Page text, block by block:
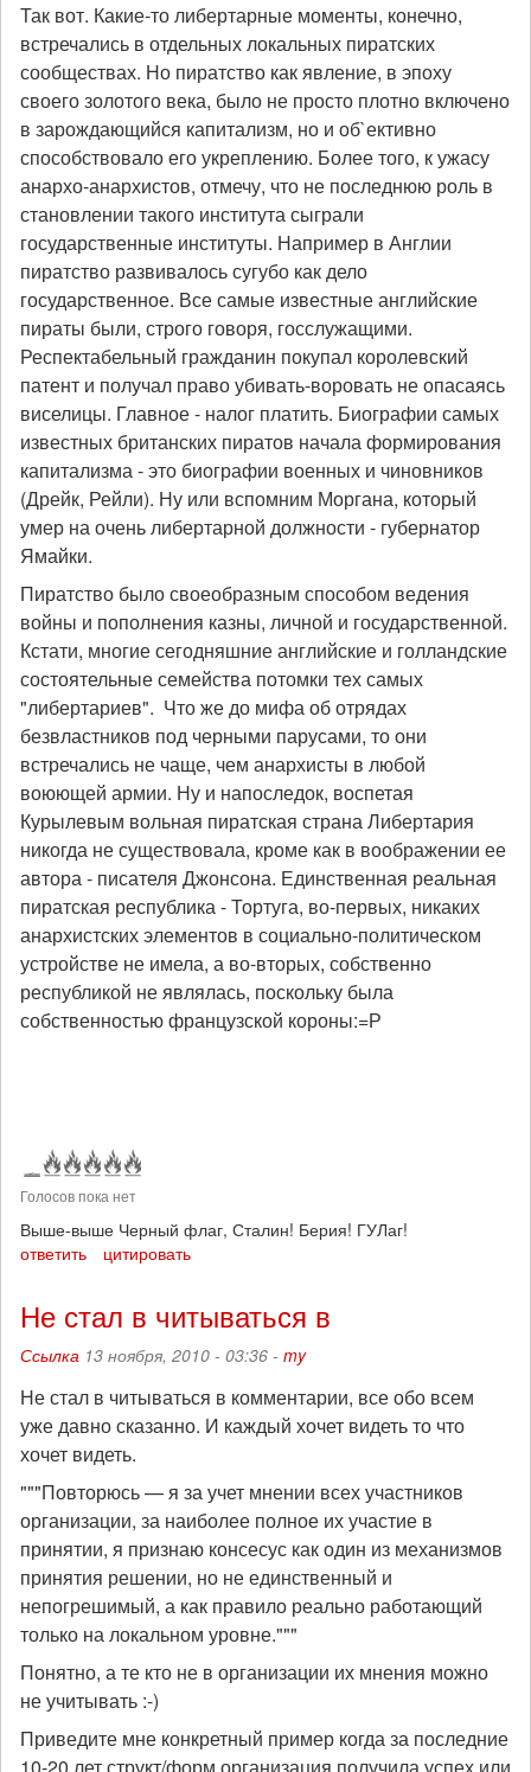
Так вот. Какие-то либертарные моменты, конечно,
встречались в отдельных локальных пиратских
сообществах. Но пиратство как явление, в эпоху
своего золотого века, было не просто плотно включено
в зарождающийся капитализм, но и об`ективно
способствовало его укреплению. Более того, к ужасу
анархо-анархистов, отмечу, что не последнюю роль в
становлении такого института сыграли
государственные институты. Например в Англии
пиратство развивалось сугубо как дело
государственное. Все самые известные английские
пираты были, строго говоря, госслужащими.
Респектабельный гражданин покупал королевский
патент и получал право убивать-воровать не опасаясь
виселицы. Главное - налог платить. Биографии самых
известных британских пиратов начала формирования
капитализма - это биографии военных и чиновников
(Дрейк, Рейли). Ну или вспомним Моргана, который
умер на очень либертарной должности - губернатор
Ямайки.
Пиратство было своеобразным способом ведения
войны и пополнения казны, личной и государственной.
Кстати, многие сегодняшние английские и голландские
состоятельные семейства потомки тех самых
"либертариев". Что же до мифа об отрядах
безвластников под черными парусами, то они
встречались не чаще, чем анархисты в любой
воюющей армии. Ну и напоследок, воспетая
Курылевым вольная пиратская страна Либертария
никогда не существовала, кроме как в воображении ее
автора - писателя Джонсона. Единственная реальная
пиратская республика - Тортуга, во-первых, никаких
анархистских элементов в социально-политическом
устройстве не имела, а во-вторых, собственно
республикой не являлась, поскольку была
собственностью французской короны:=Р
Голосов пока нет
Выше-выше Черный флаг, Сталин! Берия! ГУЛаг!
ответить
цитировать
Не стал в читываться в
Ссылка 13 ноября, 2010 - 03:36 - my
Не стал в читываться в комментарии, все обо всем
уже давно сказанно. И каждый хочет видеть то что
хочет видеть.
"""Повторюсь — я за учет мнении всех участников
организации, за наиболее полное их участие в
принятии, я признаю консесус как один из механизмов
принятия решении, но не единственный и
непогрешимый, а как правило реально работающий
только на локальном уровне."""
Понятно, а те кто не в организации их мнения можно
не учитывать :-)
Приведите мне конкретный пример когда за последние
10-20 лет структ/форм организация получила успех или